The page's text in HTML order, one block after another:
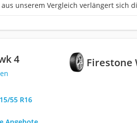
unserem Vergleich verlängert sich
Firestone
4
55 R16